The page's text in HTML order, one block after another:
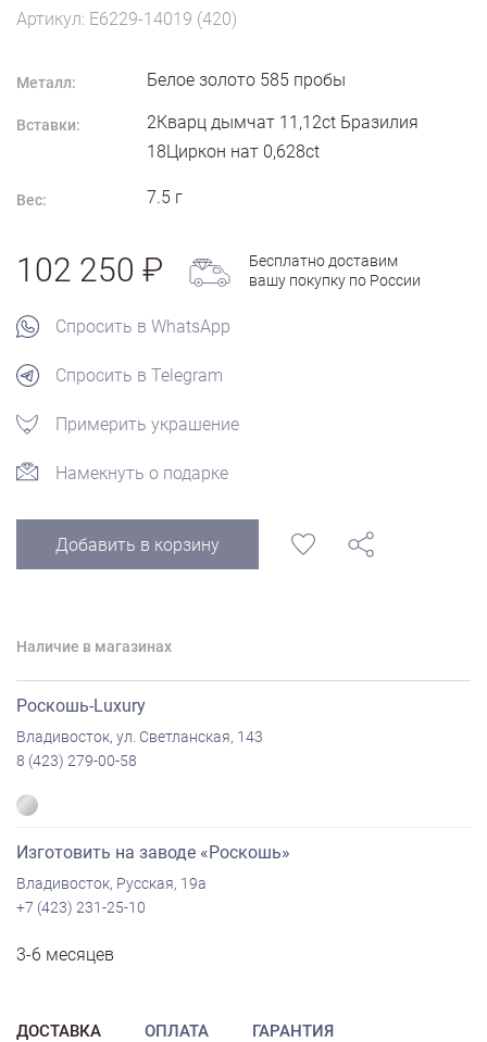
Артикул: E6229-14019 (420)
Металл: Белое золото 585 пробы
Вставки:
2Кварц дымчат 11,12ct Бразилия
18Циркон нат 0,628ct
Вес: 7.5 г
102 250
Бесплатно доставим
вашу покупку по России
Спросить в WhatsApp
Спросить в Telegram
Примерить украшение
Намекнуть о подарке
Добавить в корзину
Наличие в магазинах
Роскошь-Luxury
Владивосток, ул. Светланская, 143
8 (423) 279-00-58
Изготовить на заводе «Роскошь»
Владивосток, Русская, 19а
+7 (423) 231-25-10
3-6 месяцев
ДОСТАВКА ОПЛАТА ГАРАНТИЯ